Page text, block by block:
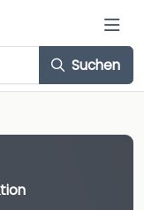
Suchen